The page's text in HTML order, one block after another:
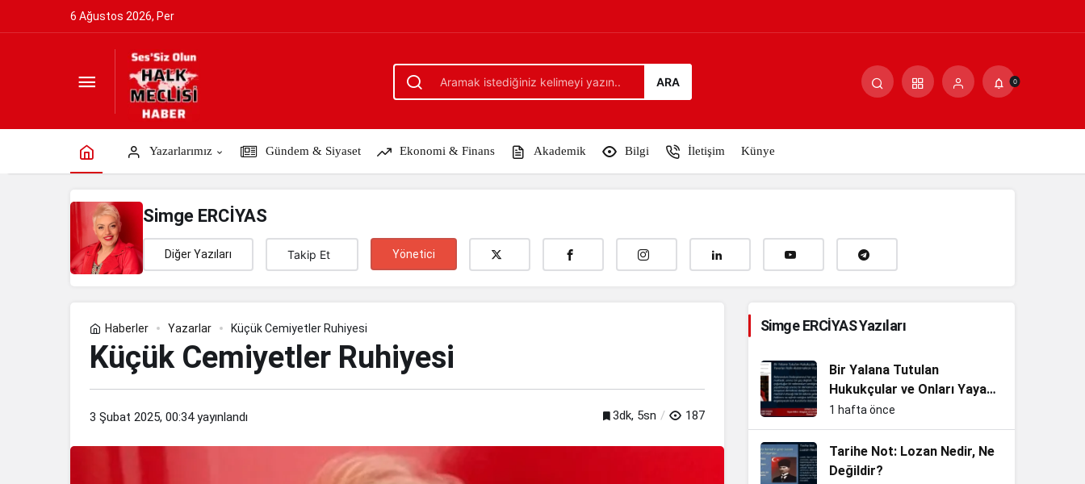
6 Ağustos 2026, Per
ARA 0
Yazarlarımız Gündem & Siyaset Ekonomi & Finans Akademik Bilgi İletişim Künye
Simge ERCİYAS
Diğer Yazıları Takip Et Yönetici
Haberler Yazarlar Küçük Cemiyetler Ruhiyesi
Küçük Cemiyetler Ruhiyesi
3 Şubat 2025, 00:34yayınlandı 3dk, 5sn 187
Küçük Cemiyetler Ruhiyesi
Simge ERCİYAS Yazıları
Bir Yalana Tutulan
Hukukçular ve Onları Yayan
Yaverler Halkı Aldatmaktan
Vazgeçin
1 hafta önce
Tarihe Not: Lozan Nedir, Ne
Değildir?